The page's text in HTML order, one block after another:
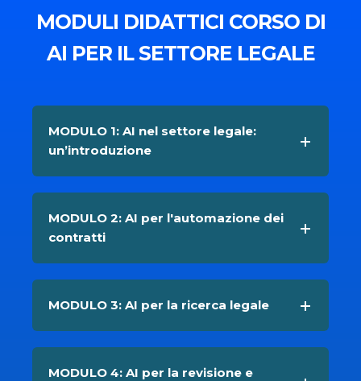
MODULI DIDATTICI CORSO DI
AI PER IL SETTORE LEGALE
MODULO 1: AI nel settore legale:
un’introduzione
MODULO 2: AI per l'automazione dei
contratti
MODULO 3: AI per la ricerca legale
MODULO 4: AI per la revisione e